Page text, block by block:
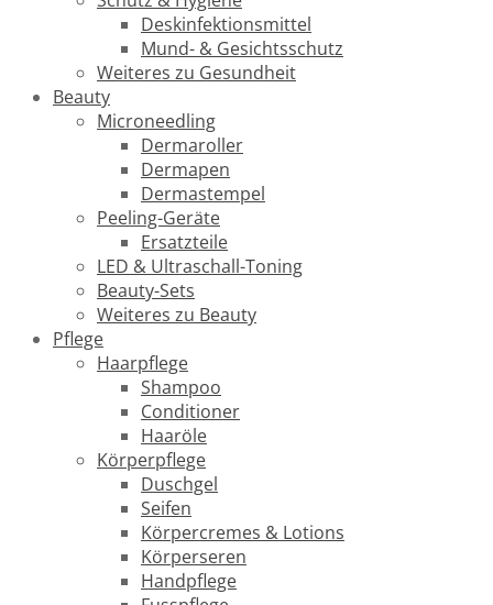
Deskinfektionsmittel
Mund- & Gesichtsschutz
Weiteres zu Gesundheit
Beauty
Microneedling
Dermaroller
Dermapen
Dermastempel
Peeling-Geräte
Ersatzteile
LED & Ultraschall-Toning
Beauty-Sets
Weiteres zu Beauty
Pflege
Haarpflege
Shampoo
Conditioner
Haaröle
Körperpflege
Duschgel
Seifen
Körpercremes & Lotions
Körperseren
Handpflege